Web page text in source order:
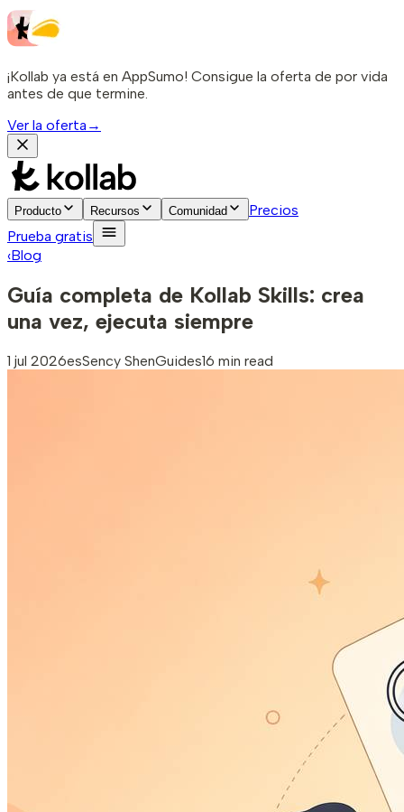
¡Kollab ya está en AppSumo! Consigue la oferta de por vida
antes de que termine.
Ver la oferta →
Producto Recursos Comunidad
Precios
Prueba gratis
‹Blog
Guía completa de Kollab Skills: crea
una vez, ejecuta siempre
1 jul 2026esSency ShenGuides16 min read